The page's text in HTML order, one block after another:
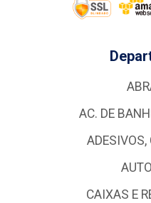
AC. DE
ADESIVOS,
CAIXAS E